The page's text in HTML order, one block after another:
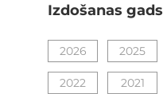
Izdošanas gads
2026
2025
2022 2021